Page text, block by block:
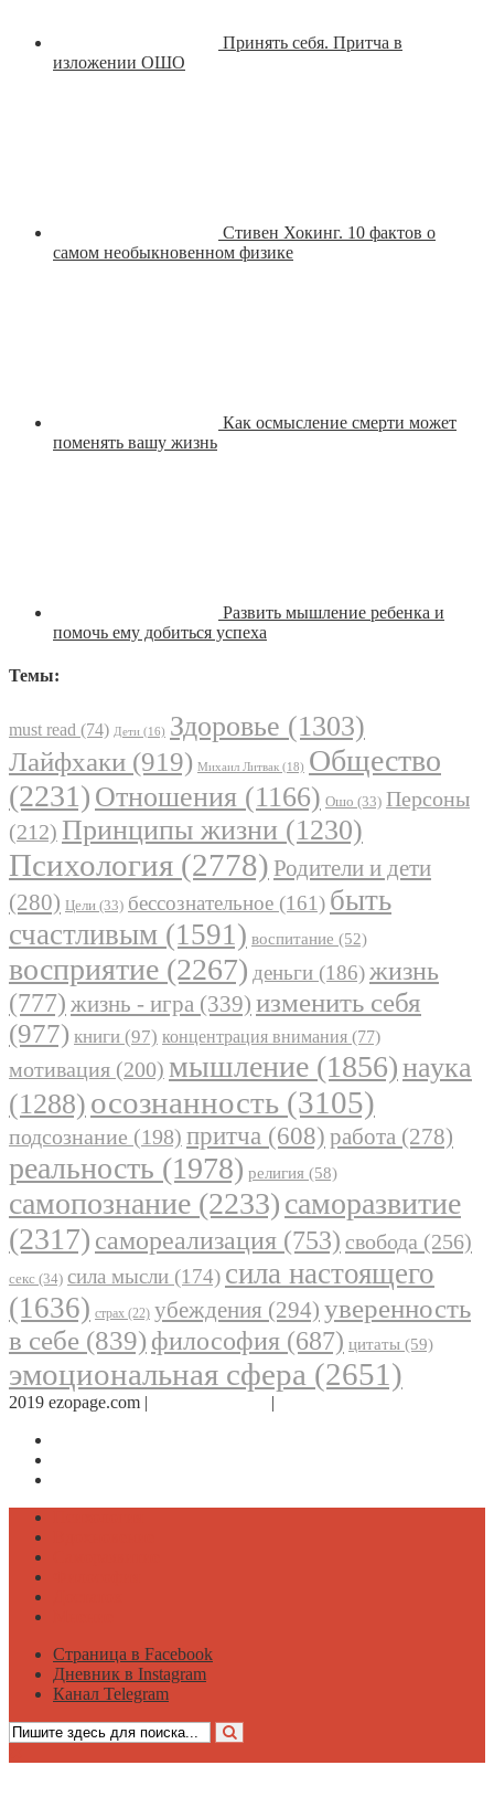
Принять себя. Притча в
изложении ОШО
Стивен Хокинг. 10 фактов о
самом необыкновенном физике
Как осмысление смерти может
поменять вашу жизнь
Развить мышление ребенка и
помочь ему добиться успеха
Темы:
must read (74) Дети (16) Здоровье (1303)
Лайфхаки (919) Михаил Литвак (18) Общество
(2231) Отношения (1166) Ошо (33) Персоны
(212) Принципы жизни (1230)
Психология (2778) Родители и дети
(280) Цели (33) бессознательное (161) быть
счастливым (1591) воспитание (52)
восприятие (2267) деньги (186)жизнь
(777) жизнь - игра (339) изменить себя
(977) книги (97) концентрация внимания (77)
мотивация (200) мышление (1856)наука
(1288) осознанность (3105)
подсознание (198) притча (608) работа (278)
реальность (1978) религия (58)
самопознание (2233)саморазвитие
(2317) самореализация (753) свобода (256)
секс (34) сила мысли (174) сила настоящего
(1636) страх (22) убеждения (294) уверенность
в себе (839) философия (687) цитаты (59)
эмоциональная сфера (2651)
2019 ezopage.com | |
Страница в Facebook
Дневник в Instagram
Канал Telegram